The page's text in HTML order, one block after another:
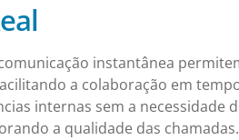
instantânea
a colaboração em
internas sem a necessidade
a qualidade das chamadas.